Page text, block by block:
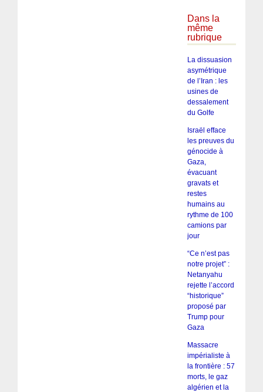
Dans la
même
rubrique
La dissuasion
asymétrique
de l’Iran : les
usines de
dessalement
du Golfe
Israël efface
les preuves du
génocide à
Gaza,
évacuant
gravats et
restes
humains au
rythme de 100
camions par
jour
“Ce n’est pas
notre projet” :
Netanyahu
rejette l’accord
“historique”
proposé par
Trump pour
Gaza
Massacre
impérialiste à
la frontière : 57
morts, le gaz
algérien et la